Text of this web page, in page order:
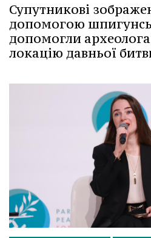
Супутникові
допомогою
допомогли
локацію давньої